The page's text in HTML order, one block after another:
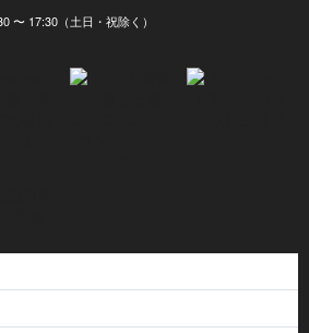
〜 17:30（土日・祝除く）